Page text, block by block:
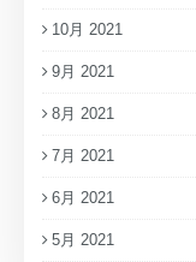
10月 2021
9月 2021
8月 2021
7月 2021
6月 2021
5月 2021